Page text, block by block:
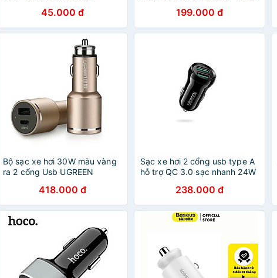
45.000 đ 199.000 đ
Bộ sạc xe hơi 30W màu vàng
ra 2 cổng Usb UGREEN
418.000 đ
Sạc xe hơi 2 cổng usb type A
hỗ trợ QC 3.0 sạc nhanh 24W
Hàng chính hãng
238.000 đ